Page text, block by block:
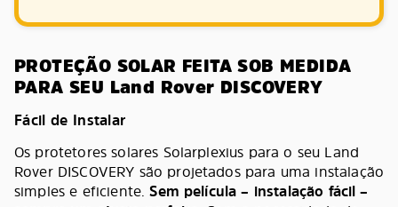
PROTEÇÃO SOLAR FEITA SOB MEDIDA
PARA SEU Land Rover DISCOVERY
Fácil de Instalar
Os protetores solares Solarplexius para o seu Land
Rover DISCOVERY são projetados para uma instalação
simples e eficiente.Sem película – instalação fácil –